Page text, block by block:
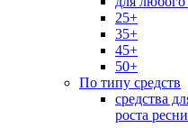
25+
35+
45+
50+
По типу средств
средства
роста